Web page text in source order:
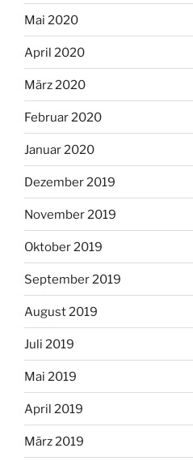
Mai 2020
April 2020
März 2020
Februar 2020
Januar 2020
Dezember 2019
November 2019
Oktober 2019
September 2019
August 2019
Juli 2019
Mai 2019
April 2019
März 2019